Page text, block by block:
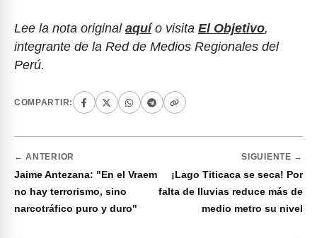
Lee la nota original aquío visita El Objetivo,
integrante de la Red de Medios Regionales del
Perú.
COMPARTIR:
← ANTERIOR
Jaime Antezana: "En el Vraem
no hay terrorismo, sino
narcotráfico puro y duro"
SIGUIENTE →
¡Lago Titicaca se seca! Por
falta de lluvias reduce más de
medio metro su nivel